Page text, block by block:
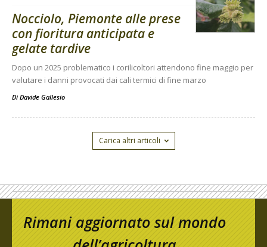
Nocciolo, Piemonte alle prese
con fioritura anticipata e
gelate tardive
Dopo un 2025 problematico i corilicoltori attendono fine maggio per
valutare i danni provocati dai cali termici di fine marzo
Di Davide Gallesio
Carica altri articoli
Rimani aggiornato sul mondo